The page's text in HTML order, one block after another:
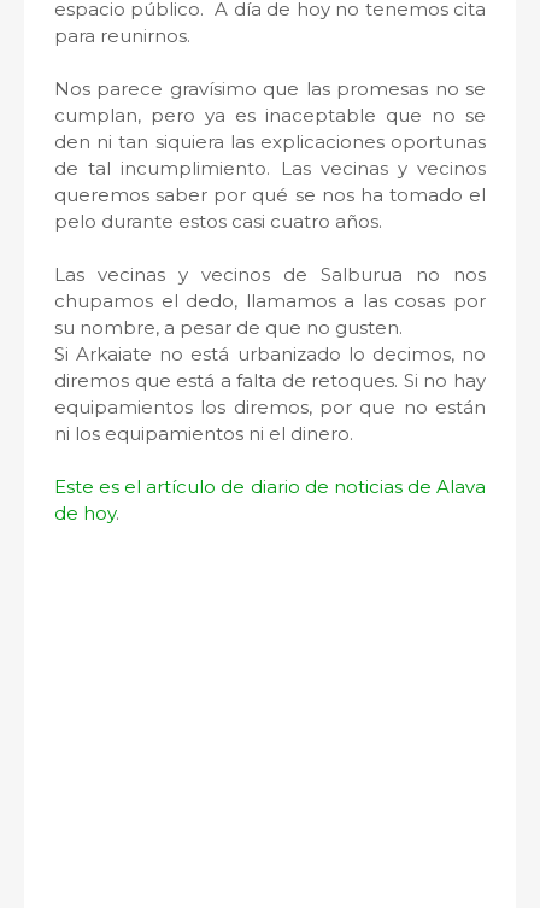
espacio público. A día de hoy no tenemos cita
para reunirnos.
Nos parece gravísimo que las promesas no se
cumplan, pero ya es inaceptable que no se
den ni tan siquiera las explicaciones oportunas
de tal incumplimiento. Las vecinas y vecinos
queremos saber por qué se nos ha tomado el
pelo durante estos casi cuatro años.
Las vecinas y vecinos de Salburua no nos
chupamos el dedo, llamamos a las cosas por
su nombre, a pesar de que no gusten.
Si Arkaiate no está urbanizado lo decimos, no
diremos que está a falta de retoques. Si no hay
equipamientos los diremos, por que no están
ni los equipamientos ni el dinero.
Este es el artículo de diario de noticias de Alava
de hoy.